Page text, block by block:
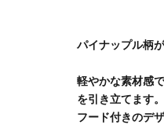
パイナップル柄
軽やかな素材感
を引き立てます。
フード付きのデ